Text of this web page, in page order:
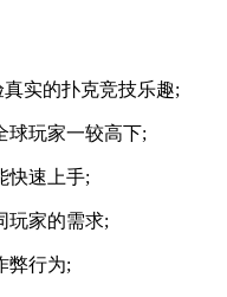
实的扑克竞技乐趣;
玩家一较高下;
速上手;
家的需求;
行为;